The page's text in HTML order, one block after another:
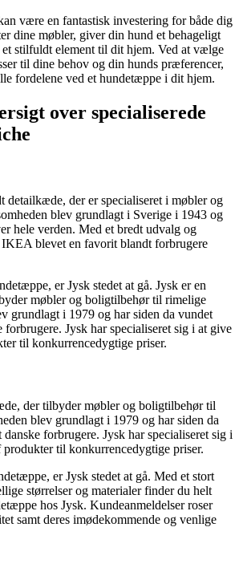
være en fantastisk investering for både dig
dine møbler, giver din hund et behageligt
stilfuldt element til dit hjem. Ved at vælge
til dine behov og din hunds præferencer,
fordelene ved et hundetæppe i dit hjem.
over specialiserede
detailkæde, der er specialiseret i møbler og
blev grundlagt i Sverige i 1943 og
hele verden. Med et bredt udvalg og
blevet en favorit blandt forbrugere
er Jysk stedet at gå. Jysk er en
møbler og boligtilbehør til rimelige
grundlagt i 1979 og har siden da vundet
forbrugere. Jysk har specialiseret sig i at give
til konkurrencedygtige priser.
der tilbyder møbler og boligtilbehør til
blev grundlagt i 1979 og har siden da
forbrugere. Jysk har specialiseret sig i
til konkurrencedygtige priser.
er Jysk stedet at gå. Med et stort
størrelser og materialer finder du helt
hos Jysk. Kundeanmeldelser roser
samt deres imødekommende og venlige